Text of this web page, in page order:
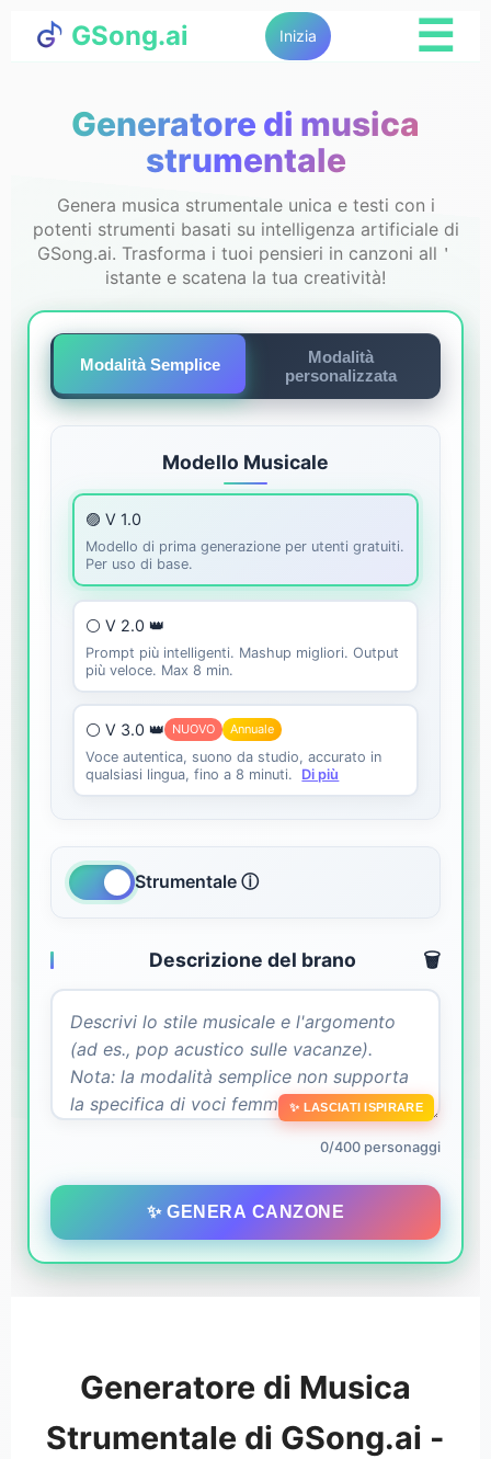
GSong.ai Inizia ☰
Generatore di musica
strumentale
Genera musica strumentale unica e testi con i
potenti strumenti basati su intelligenza artificiale di
GSong.ai. Trasforma i tuoi pensieri in canzoni all＇
istante e scatena la tua creatività!
Modalità Semplice
Modalità
personalizzata
Modello Musicale
🟣 V 1.0
Modello di prima generazione per utenti gratuiti.
Per uso di base.
⚪ V 2.0 👑
Prompt più intelligenti. Mashup migliori. Output
più veloce. Max 8 min.
⚪ V 3.0 👑 NUOVO Annuale
Voce autentica, suono da studio, accurato in
qualsiasi lingua, fino a 8 minuti.
Di più
Strumentale ⓘ
Descrizione del brano 🗑️
✨ LASCIATI ISPIRARE
0/400 personaggi
✨ GENERA CANZONE
Generatore di Musica
Strumentale di GSong.ai -